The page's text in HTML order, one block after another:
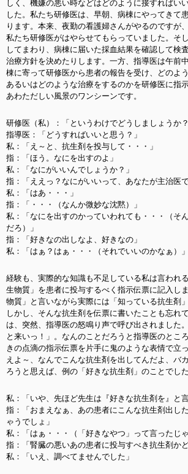
しく、機嫌の悪い時などはどのように接すればい
した。私たち研修医は、早朝、病棟にやってきて
ります。本来、夜勤の看護婦さんがやるのですが
私たち研修医がはやらせてもらっていました。そ
してまわり、病棟に届いた採血結果を確認して検
治療方針を決めたりします。一方、指導医は午前
棟に寄って研修医から患者の報告を受け、どのよ
あるいはどのような治療をするのかを研修医に指
あわただしい風景のワンシーンです。
研修医（私）：「というわけでどうしましょうか？
指導医：「どうすればいいと思う？」
私：「え～と、抗生剤を投与して・・・」
指：「ほう。なにを出すのよ」
私：「なにがいいんでしょうか？」
指：「ええっ？なにがいいって、あなたが主治医で
私：「はあ・・・」
指：「・・・（なんか微妙な沈黙）」
私：「なにを出すのかっていわれても・・・（そ
だろ）」
指：「好きなの出しなよ、好きなの」
私：「はぁ？はぁ・・・（それでいいのかなぁ）」
経験も、実際的な知識も不足している私は言われ
生物質」を患者に投与するべく指示伝票に記入し
物質」と言いながら実際には「知っている抗生剤
しかし、そんな抗生剤を伝票に書いたことも忘れ
は、突然、指導医の怒鳴り声で呼び出されました
と来いっ！」。なんのことだろうと指導医のとこ
きの点滴の指示伝票を片手に鬼のような表情で立
えよ～、なんでこんな抗生剤を出してんだよ、バ
ろうと思えば、例の「好きな抗生剤」のことでした
私：「いや、先ほど先生は『好きな抗生剤を』と
指：「おまえなぁ、あの患者にこんな抗生剤出し
ゃうでしょ」
私：「はぁ・・・（「好きなやつ」って言ったじゃ
指：「腎臓の悪いあの患者に投与すべき抗生剤か
私：「いえ、調べてませんでした」